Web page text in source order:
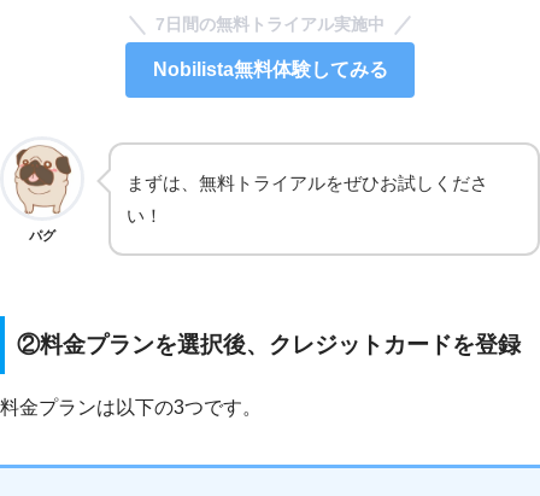
7日間の無料トライアル実施中
Nobilista無料体験してみる
パグ
まずは、無料トライアルをぜひお試しくださ
い！
②料金プランを選択後、クレジットカードを登録
料金プランは以下の3つです。